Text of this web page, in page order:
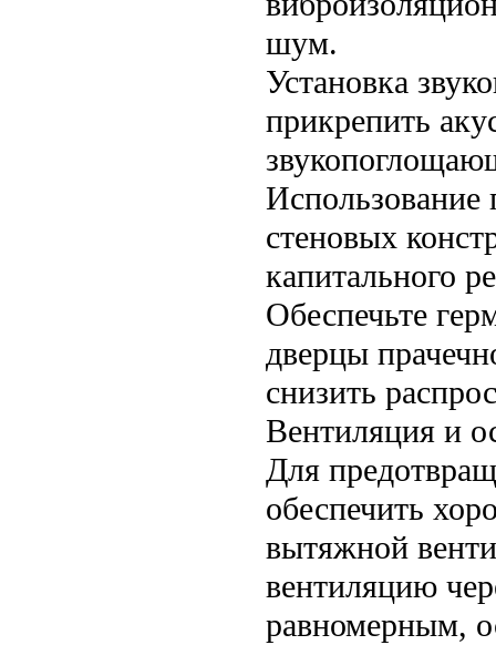
шум.
Установка
прикрепить
Использование
стеновых
капитального
Обеспечьте
дверцы
снизить
Вентиляция и
Для
обеспечить
вытяжной
вентиляцию
равномерным,